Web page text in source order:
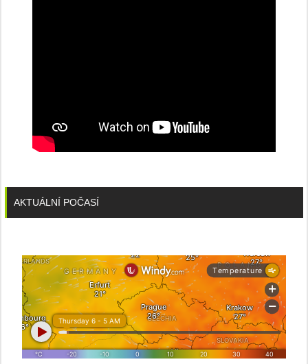
AKTUÁLNÍ POČASÍ